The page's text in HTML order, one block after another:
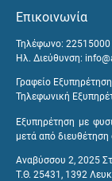
Επικοινωνία
Τηλέφωνο: 22515000
Ηλ. Διεύθυνση:
Γραφείο
Τηλεφωνική
Εξυπηρέτηση με
μετά από διευθέτηση
Αναβύσσου 2, 2025
Τ.Θ. 25431, 1392